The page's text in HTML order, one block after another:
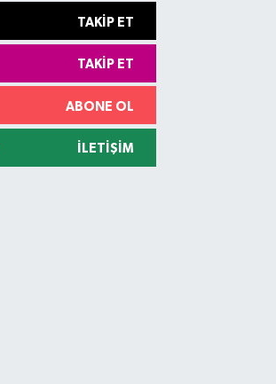
TAKIP ET
TAKIP ET
ABONE OL
İLETIŞIM